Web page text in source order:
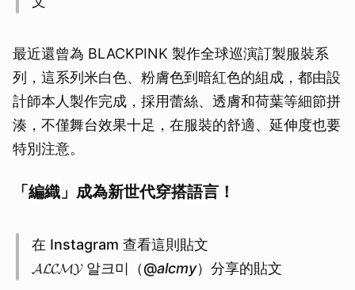
最近還曾為 BLACKPINK 製作全球巡演訂製服裝系
列，這系列米白色、粉膚色到暗紅色的組成，都由設
計師本人製作完成，採用蕾絲、透膚和荷葉等細節拼
湊，不僅舞台效果十足，在服裝的舒適、延伸度也要
特別注意。
「編織」成為新世代穿搭語言！
在 Instagram 查看這則貼文
𝓐𝓛𝓒𝓜𝓨 알크미（@alcmy）分享的貼文